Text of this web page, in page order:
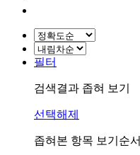
필터
검색결과 좁혀 보기
선택해제
좁혀본 항목 보기순서